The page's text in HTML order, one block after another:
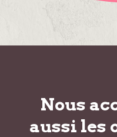
Nous
aussi les